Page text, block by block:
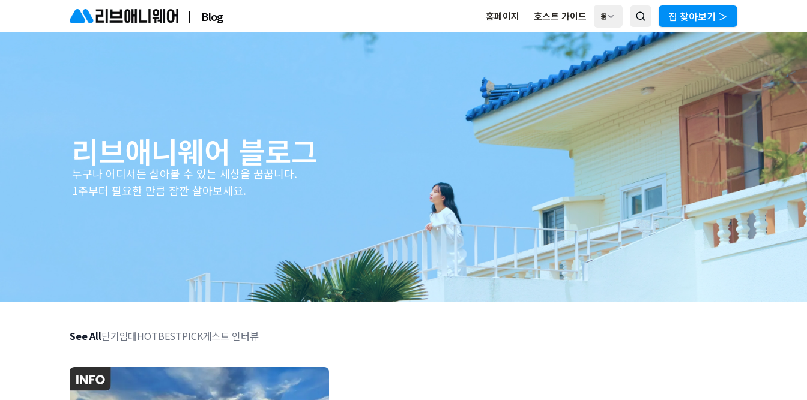
| Blog 홈페이지 호스트 가이드 🌐 집 찾아보기 ＞
리브애니웨어 블로그
누구나 어디서든 살아볼 수 있는 세상을 꿈꿉니다.
1주부터 필요한 만큼 잠깐 살아보세요.
See All단기임대HOTBESTPICK게스트 인터뷰